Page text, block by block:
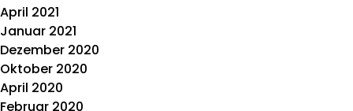
April 2021
Januar 2021
Dezember 2020
Oktober 2020
April 2020
Februar 2020